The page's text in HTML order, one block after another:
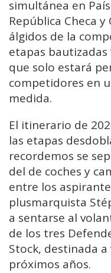
simultánea en
República Checa
álgidos de la
etapas
que solo estará
competidores en
medida.
El itinerario de
las etapas
recordemos se
del de coches y
entre los
plusmarquista
a sentarse al
de los tres
Stock, destinada
próximos años.